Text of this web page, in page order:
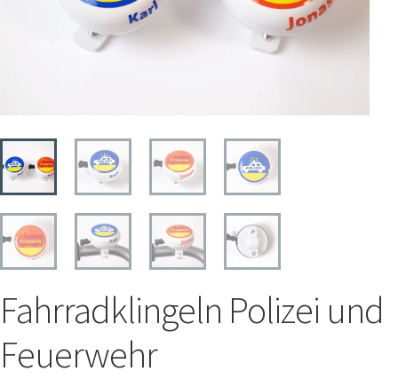
STREET-TAG® Ersatz-Folien
Philosophie
Geschichte
Kontakt
Mein Konto
Fahrradklingeln Polizei und
Feuerwehr